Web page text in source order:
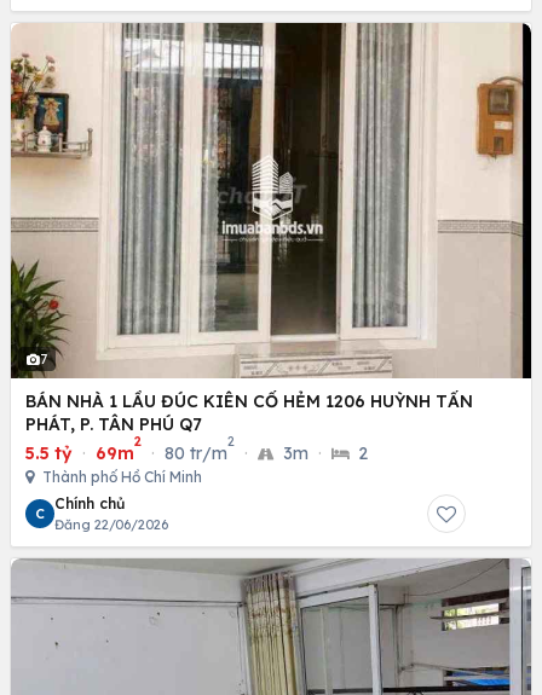
7
BÁN NHÀ 1 LẦU ĐÚC KIÊN CỐ HẺM 1206 HUỲNH TẤN
PHÁT, P. TÂN PHÚ Q7
5.5 tỷ · 69m
2
· 80 tr/m
2
· 3m · 2
Thành phố Hồ Chí Minh
C
Chính chủ
Đăng 22/06/2026